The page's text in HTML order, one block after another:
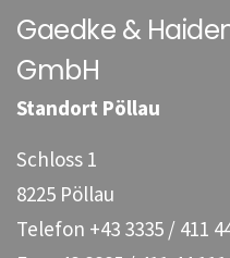
Gaedke &
GmbH
Standort Pöllau
Schloss 1
8225 Pöllau
Telefon +43 3335 / 411